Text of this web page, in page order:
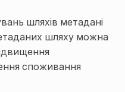
шляхів метадані
шляху можна
споживання